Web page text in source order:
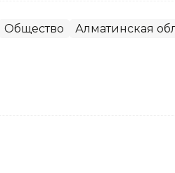
Общество
Алматинская